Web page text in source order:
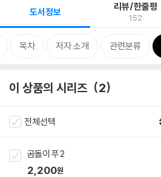
도서정보 리뷰/한줄평
152
목차 저자 소개 관련분류
이 상품의 시리즈 2
전체선택
곰돌이 푸 2
2,200원